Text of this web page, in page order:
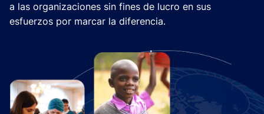
a las organizaciones sin fines de lucro en sus
esfuerzos por marcar la diferencia.